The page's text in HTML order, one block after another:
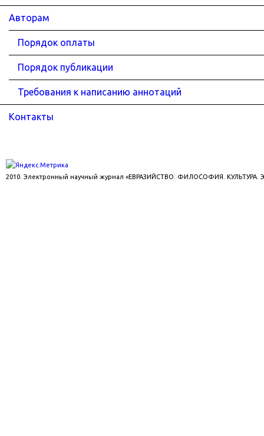
Авторам
Порядок оплаты
Порядок публикации
Требования к написанию аннотаций
Контакты
2010. Электронный научный журнал «ЕВРАЗИЙСТВО: ФИЛОСОФИЯ. КУЛЬТУРА.